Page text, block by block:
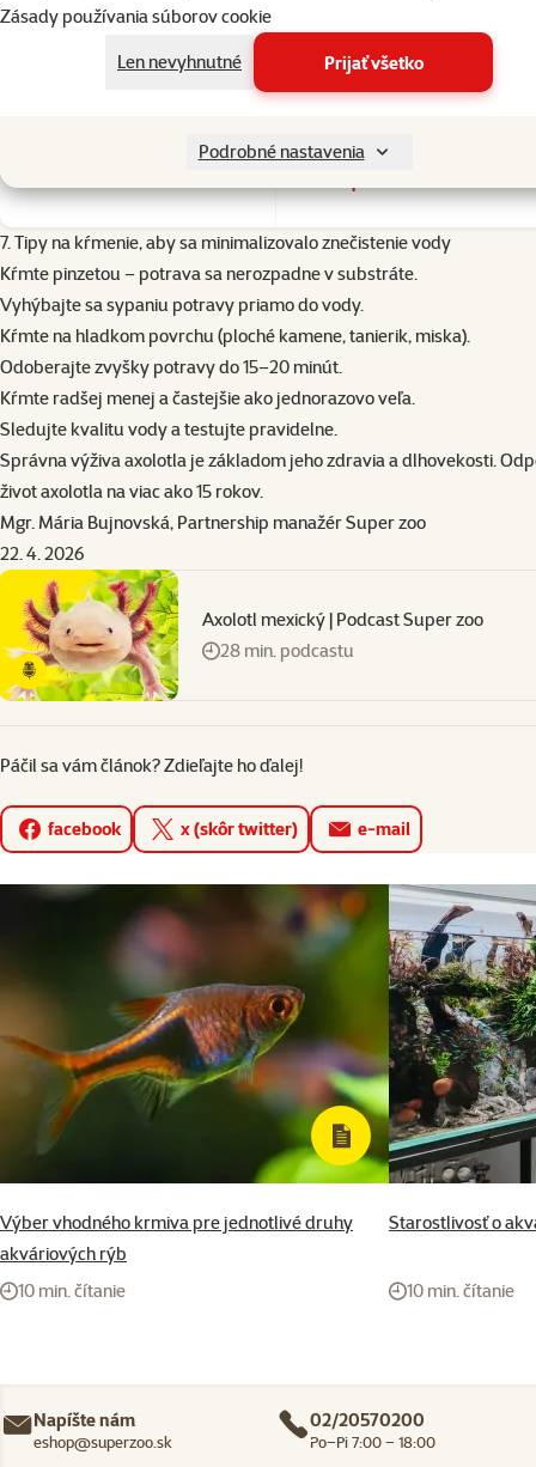
Zásady používania súborov cookie
Len nevyhnutné
Prijať všetko
Podrobné nastavenia
Cena
265,30 €
-30 %
7. Tipy na kŕmenie, aby sa minimalizovalo znečistenie vody
Kŕmte pinzetou – potrava sa nerozpadne v substráte.
Vyhýbajte sa sypaniu potravy priamo do vody.
Kŕmte na hladkom povrchu (ploché kamene, tanierik, miska).
Odoberajte zvyšky potravy do 15–20 minút.
Kŕmte radšej menej a častejšie ako jednorazovo veľa.
Sledujte kvalitu vody a testujte pravidelne.
Správna výživa axolotla je základom jeho zdravia a dlhovekosti.
život axolotla na viac ako 15 rokov.
Mgr. Mária Bujnovská, Partnership manažér Super zoo
22. 4. 2026
Axolotl mexický | Podcast Super zoo
28 min. podcastu
Páčil sa vám článok? Zdieľajte ho ďalej!
facebook x (skôr twitter)
e-mail
Výber vhodného krmiva pre jednotlivé druhy
akváriových rýb
10 min. čítanie
Starostlivosť o
10 min. čítanie
Napíšte nám
eshop@superzoo.sk
02/20570200
Po–Pi 7:00 – 18:00